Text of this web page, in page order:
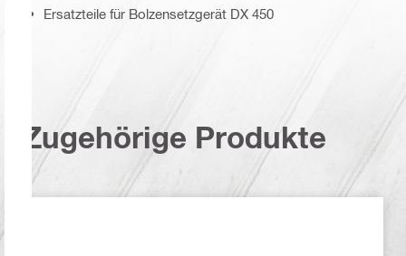
Ersatzteile für Bolzensetzgerät DX 450
Zugehörige Produkte